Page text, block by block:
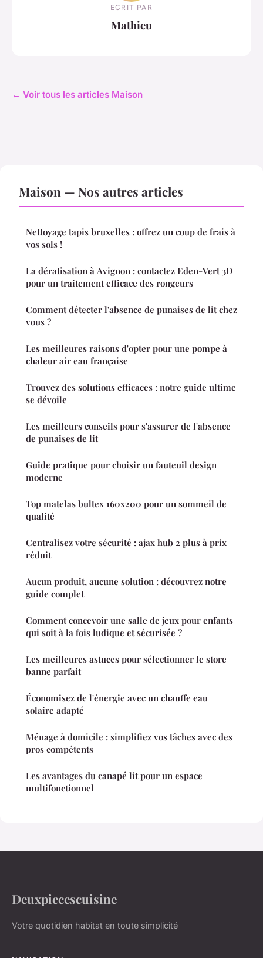
ECRIT PAR
Mathieu
← Voir tous les articles Maison
Maison — Nos autres articles
Nettoyage tapis bruxelles : offrez un coup de frais à
vos sols !
La dératisation à Avignon : contactez Eden-Vert 3D
pour un traitement efficace des rongeurs
Comment détecter l'absence de punaises de lit chez
vous ?
Les meilleures raisons d'opter pour une pompe à
chaleur air eau française
Trouvez des solutions efficaces : notre guide ultime
se dévoile
Les meilleurs conseils pour s'assurer de l'absence
de punaises de lit
Guide pratique pour choisir un fauteuil design
moderne
Top matelas bultex 160x200 pour un sommeil de
qualité
Centralisez votre sécurité : ajax hub 2 plus à prix
réduit
Aucun produit, aucune solution : découvrez notre
guide complet
Comment concevoir une salle de jeux pour enfants
qui soit à la fois ludique et sécurisée ?
Les meilleures astuces pour sélectionner le store
banne parfait
Économisez de l'énergie avec un chauffe eau
solaire adapté
Ménage à domicile : simplifiez vos tâches avec des
pros compétents
Les avantages du canapé lit pour un espace
multifonctionnel
Deuxpiecescuisine
Votre quotidien habitat en toute simplicité